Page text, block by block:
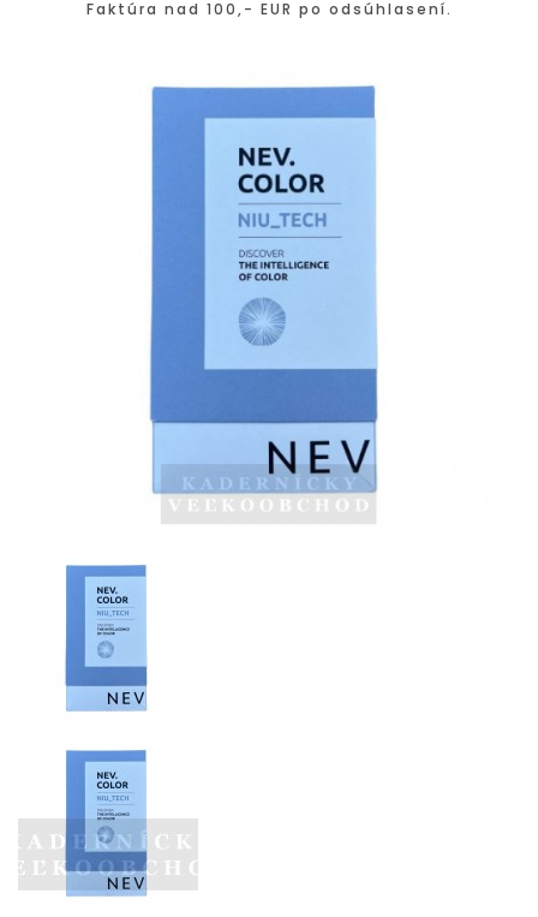
Faktúra nad 100,- EUR po odsúhlasení.